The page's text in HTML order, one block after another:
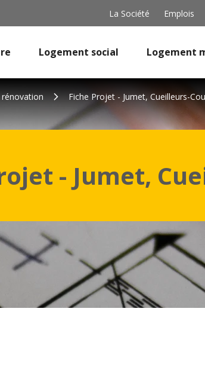
La Société Emplois
Logement social Logement
Fiche Projet - Jumet, Cueilleurs-
- Jumet,